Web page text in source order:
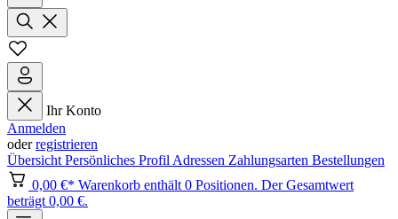
Ihr Konto
Anmelden
oderregistrieren
Übersicht Persönliches Profil Adressen Zahlungsarten Bestellungen
0,00 €* Warenkorb enthält 0 Positionen. Der Gesamtwert
beträgt 0,00 €.